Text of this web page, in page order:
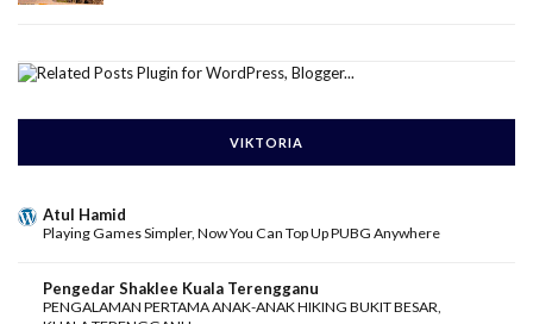
VIKTORIA
Atul Hamid
Playing Games Simpler, Now You Can Top Up PUBG Anywhere
Pengedar Shaklee Kuala Terengganu
PENGALAMAN PERTAMA ANAK-ANAK HIKING BUKIT BESAR,